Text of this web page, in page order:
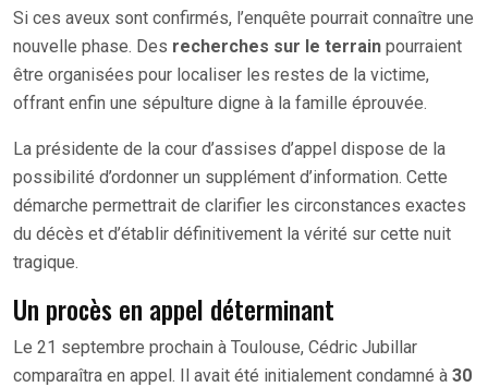
Si ces aveux sont confirmés, l’enquête pourrait connaître une
nouvelle phase. Des recherches sur le terrain pourraient
être organisées pour localiser les restes de la victime,
offrant enfin une sépulture digne à la famille éprouvée.
La présidente de la cour d’assises d’appel dispose de la
possibilité d’ordonner un supplément d’information. Cette
démarche permettrait de clarifier les circonstances exactes
du décès et d’établir définitivement la vérité sur cette nuit
tragique.
Un procès en appel déterminant
Le 21 septembre prochain à Toulouse, Cédric Jubillar
comparaîtra en appel. Il avait été initialement condamné à 30